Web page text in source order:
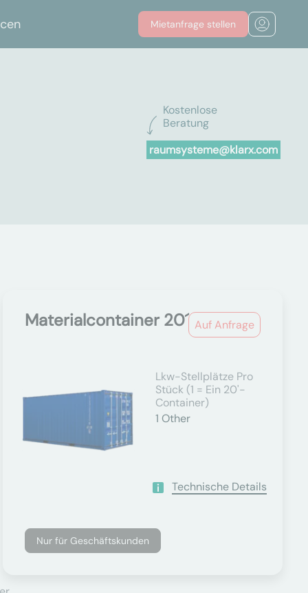
Mietanfrage stellen
Kostenlose
Beratung
raumsysteme@klarx.com
Auf Anfrage
Materialcontainer 20´
Lkw-Stellplätze Pro
Stück (1 = Ein 20'-
Container)
1 Other
Technische Details
Nur für Geschäftskunden